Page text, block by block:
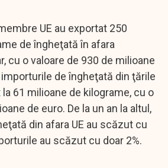
UE au exportat 250
de îngheţată în afara
cu o valoare de 930 de milioane
importurile de îngheţată din ţările
61 milioane de kilograme, cu o
de euro. De la un an la altul,
din afara UE au scăzut cu
au scăzut cu doar 2%.